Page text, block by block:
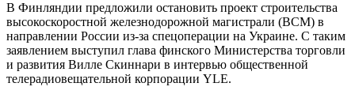
В Финляндии предложили остановить проект строительства
высокоскоростной железнодорожной магистрали (ВСМ) в
направлении России из-за спецоперации на Украине. С таким
заявлением выступил глава финского Министерства торговли
и развития Вилле Скиннари в интервью общественной
телерадиовещательной корпорации YLE.